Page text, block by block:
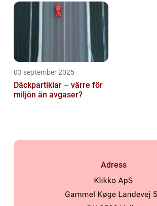
03 september 2025
Däckpartiklar – värre för
miljön än avgaser?
Adress